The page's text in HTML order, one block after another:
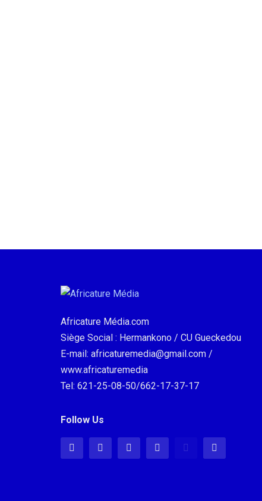
Africature Média.com
Siège Social : Hermankono / CU Gueckedou
E-mail: africaturemedia@gmail.com /
www.africaturemedia
Tel: 621-25-08-50/662-17-37-17
Follow Us